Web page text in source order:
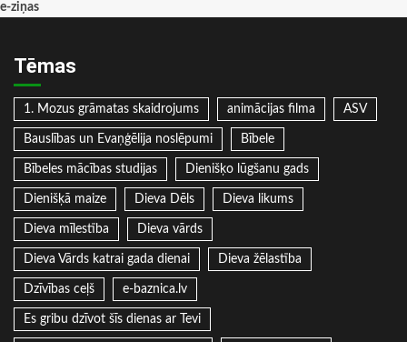
e-ziņas
Tēmas
1. Mozus grāmatas skaidrojums animācijas filma ASV
Bauslības un Evaņģēlija noslēpumi Bībele
Bībeles mācības studijas Dienišķo lūgšanu gads
Dienišķā maize Dieva Dēls Dieva likums
Dieva mīlestība Dieva vārds
Dieva Vārds katrai gada dienai Dieva žēlastība
Dzīvības ceļš e-baznica.lv
Es gribu dzīvot šīs dienas ar Tevi